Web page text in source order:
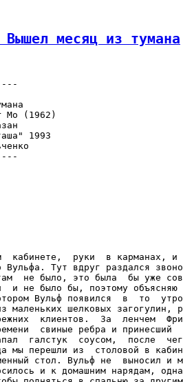
месяц из тумана
Mo (1962)
1993